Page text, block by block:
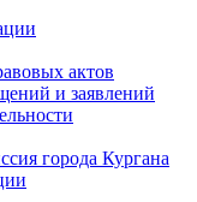
актов
и заявлений
города Кургана